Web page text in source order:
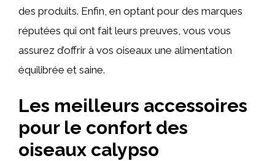
des produits. Enfin, en optant pour des marques
réputées qui ont fait leurs preuves, vous vous
assurez d’offrir à vos oiseaux une alimentation
équilibrée et saine.
Les meilleurs accessoires
pour le confort des
oiseaux calypso